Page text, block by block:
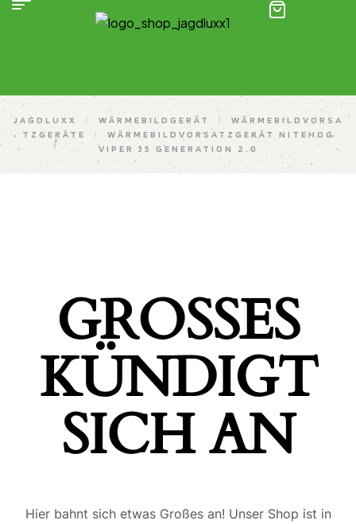
JAGDLUXX / WÄRMEBILDGERÄT /
WÄRMEBILDVORSA
TZGERÄTE
/
WÄRMEBILDVORSATZGERÄT NITEHOG
VIPER 35 GENERATION 2.0
GROSSES K
ÜNDIGT S
ICH AN
Hier bahnt sich etwas Großes an! Unser Shop ist in